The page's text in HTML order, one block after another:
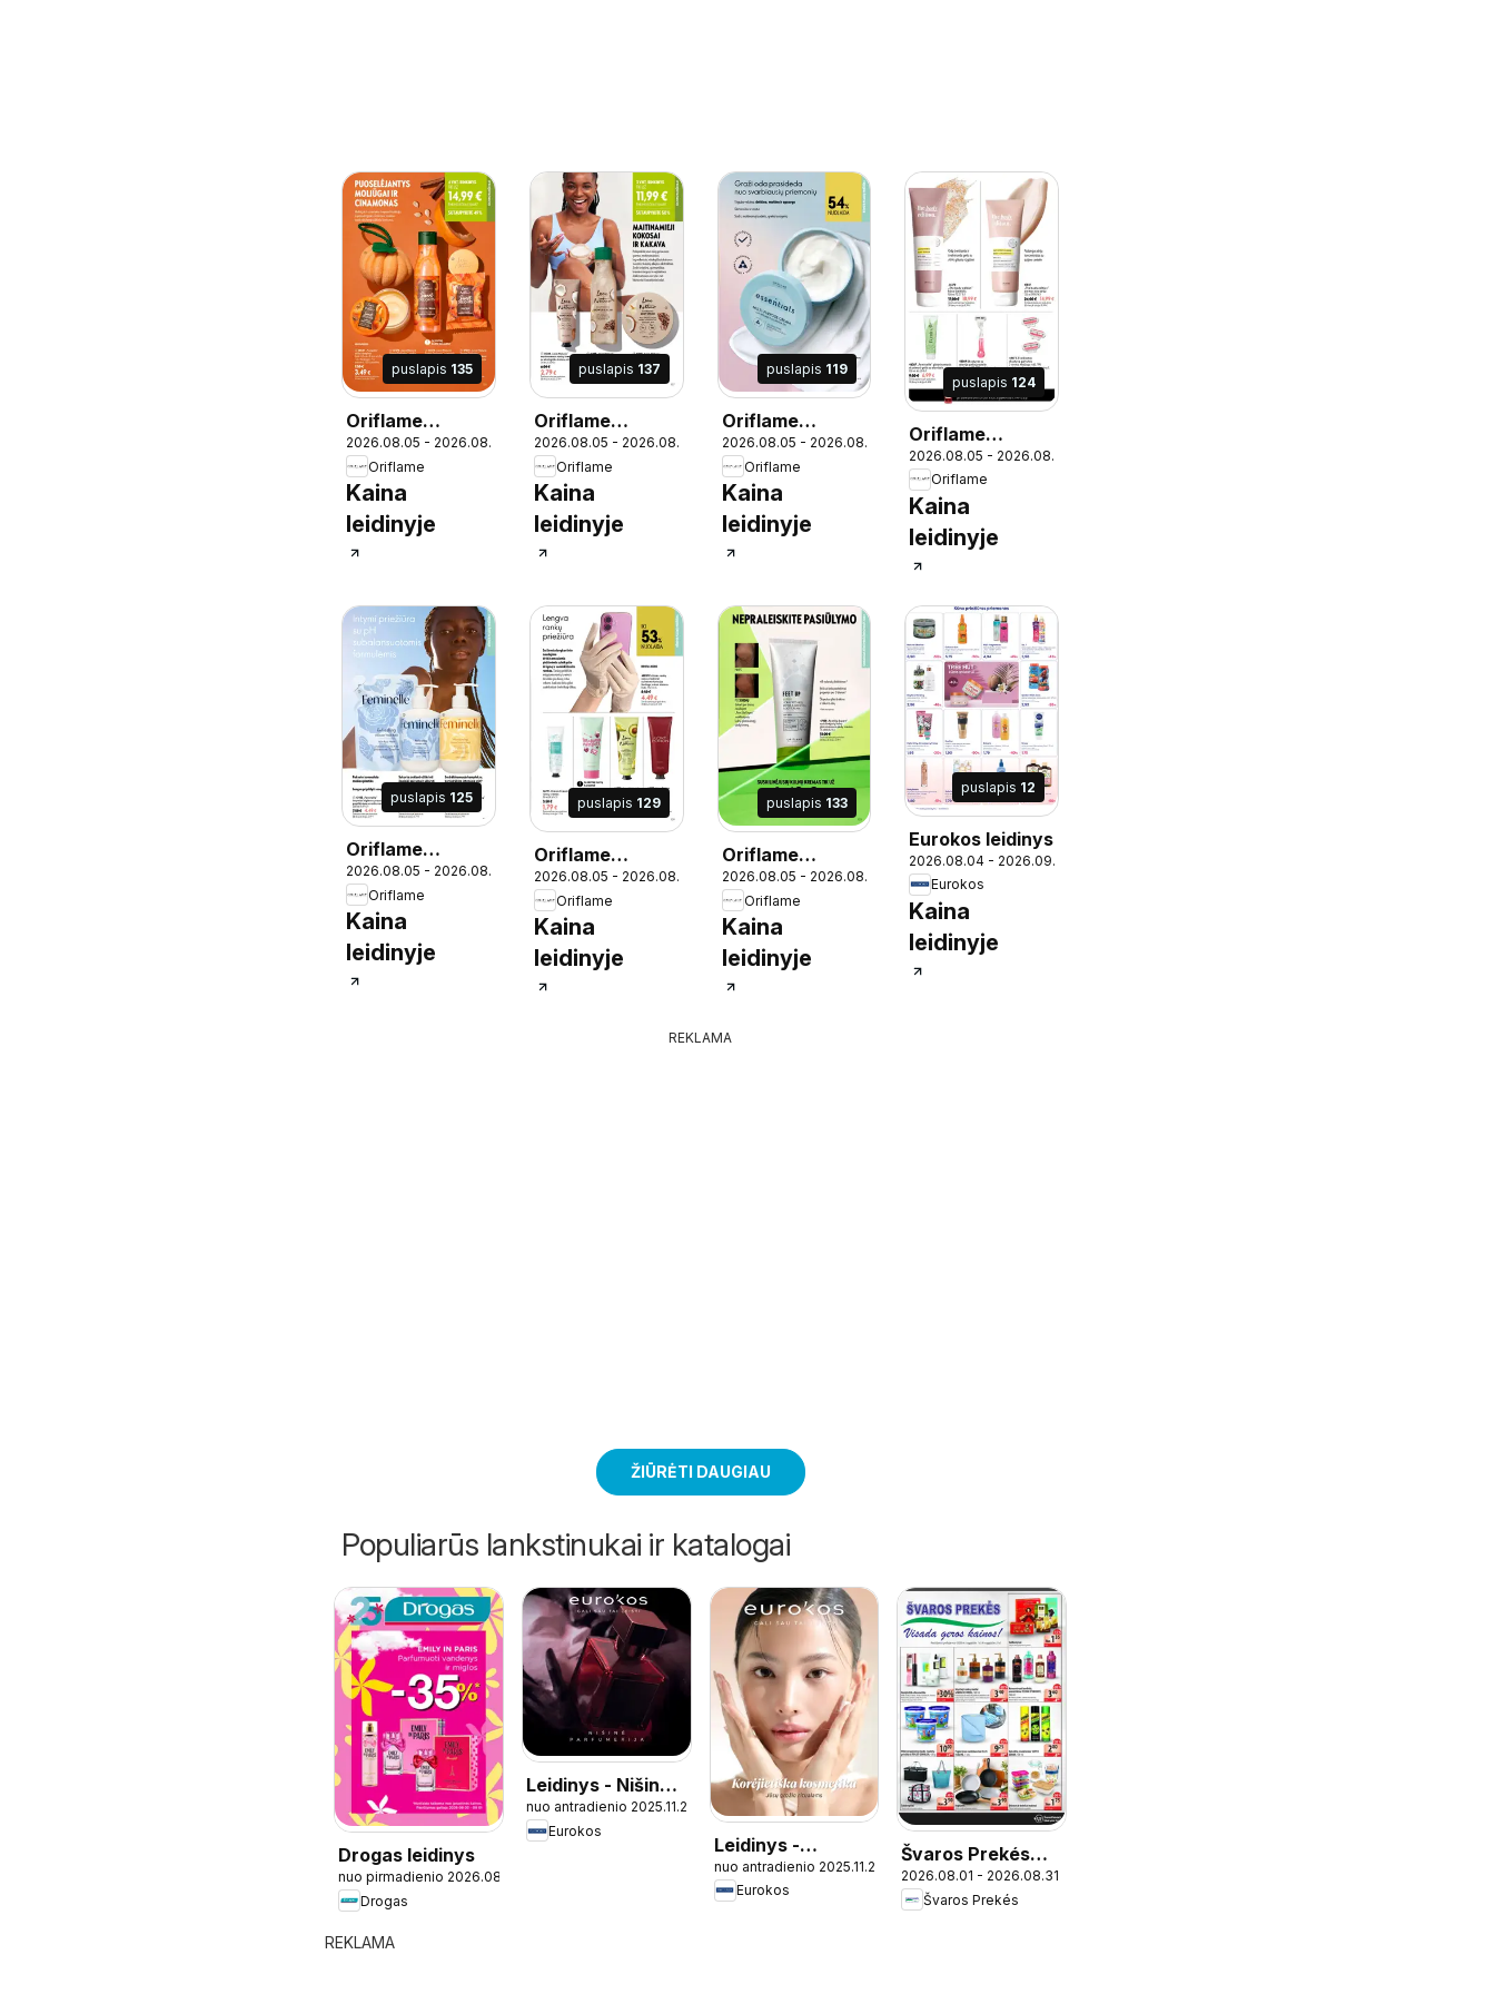
puslapis 135
Oriflame
katalogas 11
2026
2026.08.05 - 2026.08.25
Oriflame
Kaina
leidinyje
puslapis 137
Oriflame
katalogas 11
2026
2026.08.05 - 2026.08.25
Oriflame
Kaina
leidinyje
puslapis 119
Oriflame
katalogas 11
2026
2026.08.05 - 2026.08.25
Oriflame
Kaina
leidinyje
puslapis 124
Oriflame
katalogas 11
2026
2026.08.05 - 2026.08.25
Oriflame
Kaina
leidinyje
puslapis 125
Oriflame
katalogas 11
2026
2026.08.05 - 2026.08.25
Oriflame
Kaina
leidinyje
puslapis 129
Oriflame
katalogas 11
2026
2026.08.05 - 2026.08.25
Oriflame
Kaina
leidinyje
puslapis 133
Oriflame
katalogas 11
2026
2026.08.05 - 2026.08.25
Oriflame
Kaina
leidinyje
puslapis 12
Eurokos leidinys
2026.08.04 - 2026.09.02
Eurokos
Kaina
leidinyje
REKLAMA
ŽIŪRĖTI DAUGIAU
Populiarūs lankstinukai ir katalogai
Drogas leidinys
nuo pirmadienio 2026.08.03
Drogas
Leidinys - Nišinė
parfumerija
nuo antradienio 2025.11.25
Eurokos
Leidinys -
Korėjietiška
kosmetika
nuo antradienio 2025.11.25
Eurokos
Švaros Prekés
leidinys
2026.08.01 - 2026.08.31
Švaros Prekés
REKLAMA